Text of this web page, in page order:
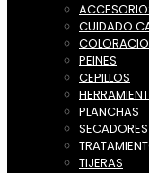
CUIDADO
PEINES
CEPILLOS
PLANCHAS
SECADORES
TIJERAS